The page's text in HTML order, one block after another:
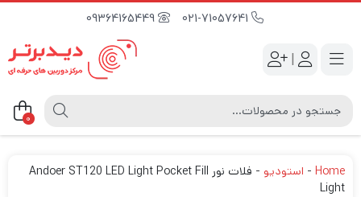
09364165449
|
0
Home
- استودیو -
فلات نور Andoer ST120 LED Light Pocket Fill
Light